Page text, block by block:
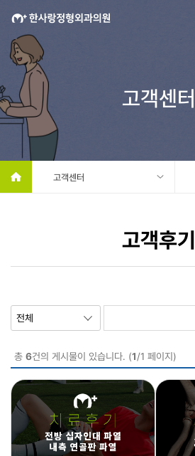
고객센터
고객센터
고객후기
총 6건의 게시물이 있습니다. (1/1 페이지)